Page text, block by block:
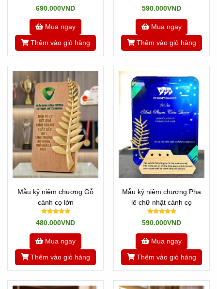
690.000VND
Mua ngay
Thêm vào giỏ hàng
590.000VND
Mua ngay
Thêm vào giỏ hàng
Mẫu kỷ niệm chương Gỗ
cành cọ lớn
480.000VND
Mua ngay
Thêm vào giỏ hàng
Mẫu kỷ niệm chương Pha
lê chữ nhật cành cọ
590.000VND
Mua ngay
Thêm vào giỏ hàng